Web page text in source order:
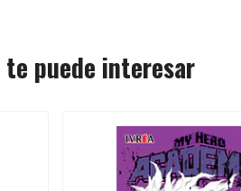
te puede interesar